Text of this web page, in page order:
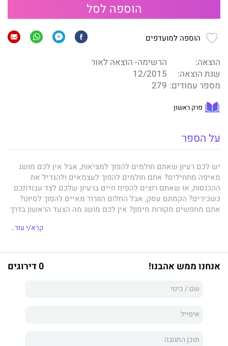
הוספה לסל
הוספה למועדפים
הוצאה:
הרשימה- הוצאה לאור
שנת הוצאה:
12/2015
מספר עמודים: 279
פרק ראשון
על הספר
יש לכם רעיון שאתם חולמים להפוך למציאות, אבל אין לכם מושג
מאיפה מתחילים? אתם חולמים להפוך לעצמאים ולהגדיל את
ההכנסות, או שאתם רוצים להפיח חיים ברעיון שלכם לצד עבודתכם
כשכירים? הקמתם עסק, אבל החלום הוורוד מאיים להפוך לסיוט?
אתם מחפשים מקורות מימון? אין לכם מושג מה הצעד הראשון בדרך
לצד ערמה של כלים ורשימות, שכבר במהלך קריאתו יגרמו לכם
מהקיבעון המחשבתי ומתפיסות שגויות באשר להגשמה ולהצלחה,
תלמדו איך מדייקים את הרעיון שלכם, איך מגבשים קונספט מנצח,
מדוע התשוקה חשובה לא פחות מהכישרון, איך לא מוותרים לפחד
ומגייסים אומץ, וגם תבינו מדוע בעלי הרעיונות הם בעלי הכוח
האמיתי בעולמנו, כיצד יוצרים קהילה שוקקת ברשתות החברתיות
ללא צורך בהון משמעותי. בזכות התרגילים, הרשימות, המשימות
המסע להגשמת הרעיון שלכם הופך אתכם, עמוד אחר עמוד, מבעלי
קרא/י עוד..
אנחנו ממש אהבנו! 0 דירוגים